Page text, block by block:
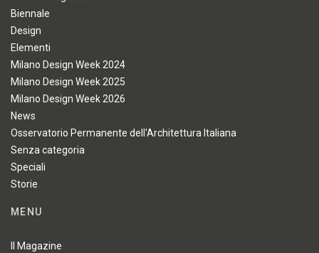
Biennale
Design
Elementi
Milano Design Week 2024
Milano Design Week 2025
Milano Design Week 2026
News
Osservatorio Permanente dell'Architettura Italiana
Senza categoria
Speciali
Storie
MENU
Il Magazine